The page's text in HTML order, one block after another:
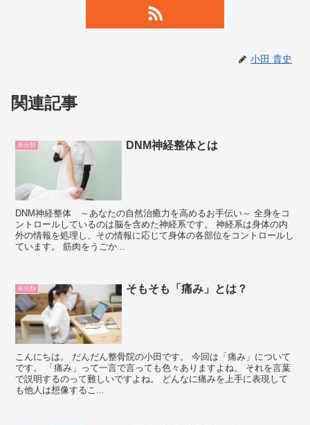
小田 貴史
関連記事
未分類 DNM神経整体とは
DNM神経整体 ～あなたの自然治癒力を高めるお手伝い～ 全身をコ
ントロールしているのは脳を含めた神経系です。 神経系は身体の内
外の情報を処理し、その情報に応じて身体の各部位をコントロールし
ています。 筋肉をうごか...
未分類 そもそも「痛み」とは？
こんにちは。 だんだん整骨院の小田です。 今回は「痛み」について
です。 「痛み」って一言で言っても色々ありますよね。 それを言葉
で説明するのって難しいですよね。 どんなに痛みを上手に表現して
も他人は想像するこ...